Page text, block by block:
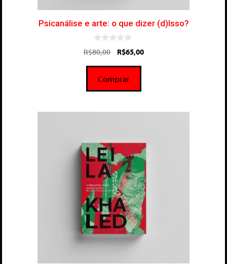
Psicanálise e arte: o que dizer (d)Isso?
0
d
5
R$80,00 R$65,00
Comprar